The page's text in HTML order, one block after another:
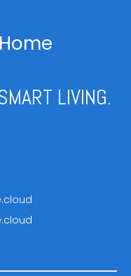
LIVING.